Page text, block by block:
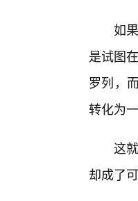
如
是试图
罗列，
转化为
这
却成了